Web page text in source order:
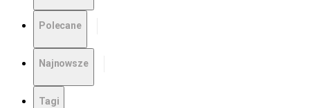
Polecane
Najnowsze
Tagi